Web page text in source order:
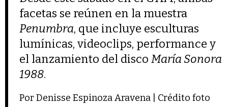
facetas se reúnen en la muestra
Penumbra, que incluye esculturas
lumínicas, videoclips, performance y
el lanzamiento del discoMaría Sonora
1988.
Por Denisse Espinoza Aravena | Crédito foto